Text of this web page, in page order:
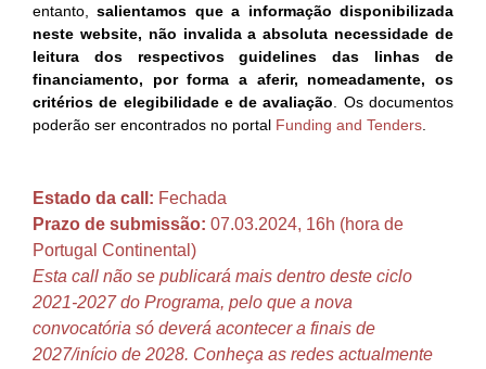
entanto,salientamos que a informação disponibilizada
neste website, não invalida a absoluta necessidade de
leitura dos respectivos guidelines das linhas de
financiamento, por forma a aferir, nomeadamente, os
critérios de elegibilidade e de avaliação . Os documentos
poderão ser encontrados no portal Funding and Tenders
Estado da call: Fechada
Prazo de submissão: 07.03.2024, 16h (hora de
Portugal Continental)
Esta call não se publicará mais dentro deste ciclo
2021-2027 do Programa, pelo que a nova
convocatória só deverá acontecer a finais de
2027/início de 2028. Conheça as redes actualmente